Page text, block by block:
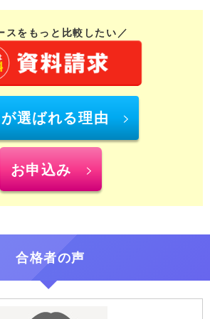
スをもっと比較したい／
選ばれる理由
お申込み
合格者の声